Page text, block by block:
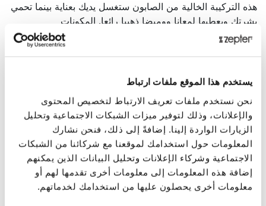
يستخدم هذا الموقع ملفات ارتباط
نحن نستخدم ملفات تعريف الارتباط لتخصيص المحتوى
والإعلانات، وذلك لتوفير ميزات الشبكات الاجتماعية وتحليل
الزيارات الواردة إلينا. إضافةً إلى ذلك، فنحن نشارك
المعلومات حول استخدامك لموقعنا مع شركائنا من الشبكات
الاجتماعية وشركاء الإعلانات وتحليل البيانات الذين يمكنهم
إضافة هذه المعلومات إلى معلومات أخرى تقدمها لهم أو
معلومات أخرى يحصلون عليها من استخدامك لخدماتهم.
هذه التركيبة الخالية من الصابون ستغسل يديك بعناية بينما تحمي
بشرتك ويعطيها لمعانا ووميضا ذهبيا رائعا. المكونات
النشطة:عصارة زهرة الاكناسيا الطازجة، بانثينول (فيتامين B5).
تجربة استحمام فريدة, ضع بضع قطرات من صابون سويسو
لوجيكال السائل الذهبي لماء الاستحمام ليجعل لكامل بشرتك
وميضا ذهبيا.
البيانات التقنية
كود المنتج
PNK-421-G